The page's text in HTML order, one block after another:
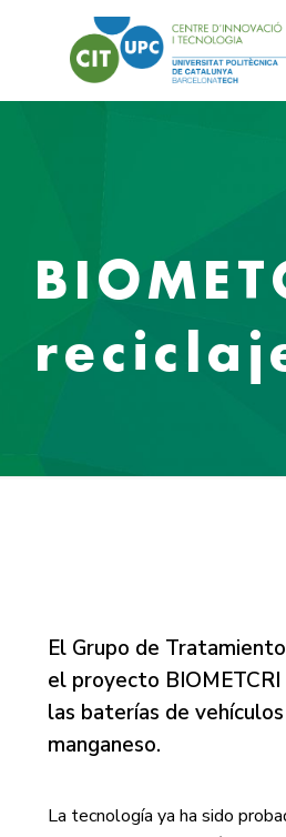
El Grupo de
el proyecto
las baterías de
manganeso.
La tecnología ya ha sido